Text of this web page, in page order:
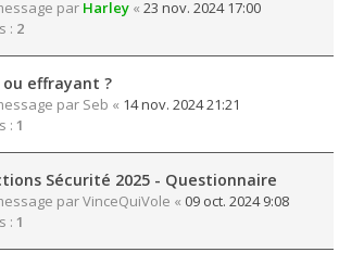
par Harley « 23 nov. 2024 17:00
: 2
effrayant ?
par Seb « 14 nov. 2024 21:21
: 1
Sécurité 2025 - Questionnaire
parVinceQuiVole « 09 oct. 2024 9:08
: 1